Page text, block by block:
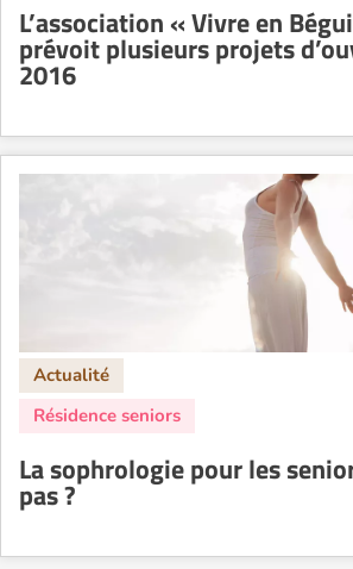
L’association « Vivre en
prévoit plusieurs projets
2016
La sophrologie pour les
pas ?